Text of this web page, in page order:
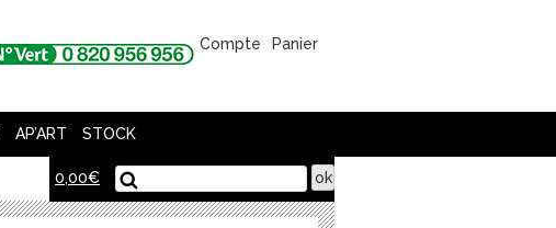
Compte Panier
AP’ART STOCK
0,00€